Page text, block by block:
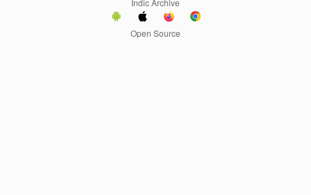
Indic Archive
Open Source